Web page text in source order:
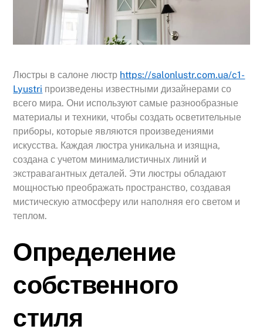
Люстры в салоне люстр https://salonlustr.com.ua/c1-
Lyustri произведены известными дизайнерами со
всего мира. Они используют самые разнообразные
материалы и техники, чтобы создать осветительные
приборы, которые являются произведениями
искусства. Каждая люстра уникальна и изящна,
создана с учетом минималистичных линий и
экстравагантных деталей. Эти люстры обладают
мощностью преображать пространство, создавая
мистическую атмосферу или наполняя его светом и
теплом.
Определение
собственного
стиля